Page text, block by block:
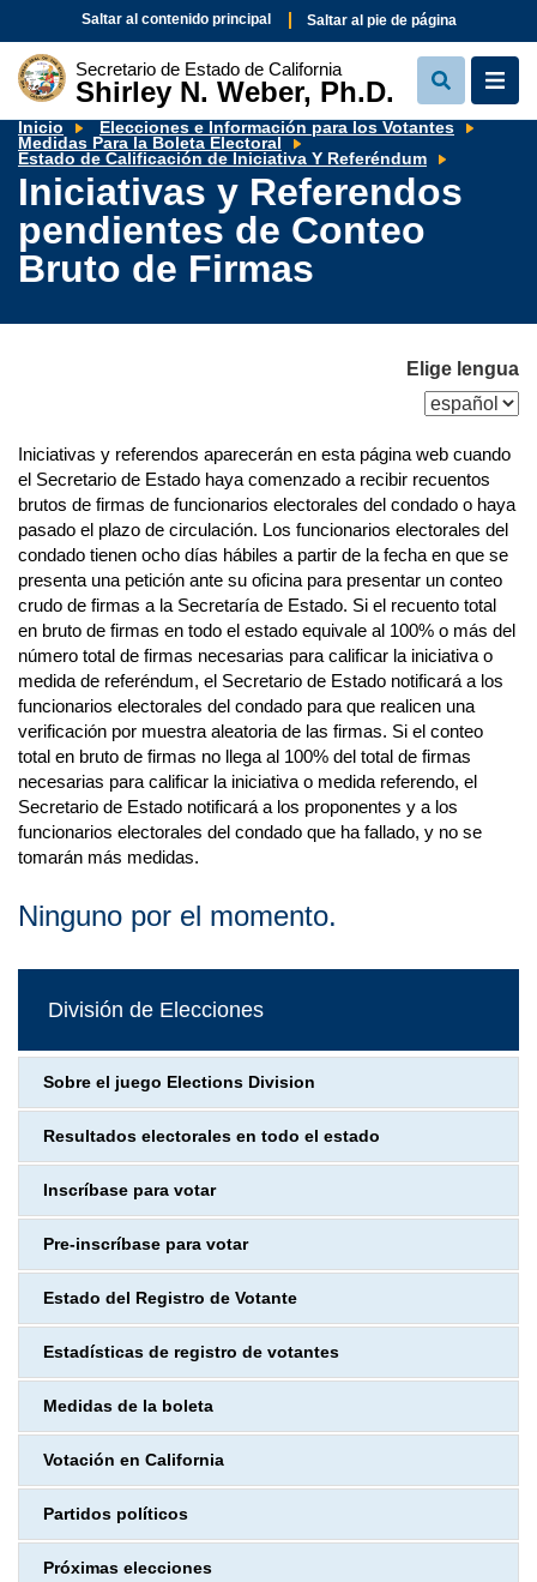
Saltar al contenido principal Saltar al pie de página
Secretario de Estado de California
Shirley N. Weber, Ph.D.
View
Search
View
Inicio
Elecciones e Información para los Votantes
Medidas Para la Boleta Electoral
Estado de Calificación de Iniciativa Y Referéndum
Iniciativas y Referendos
pendientes de Conteo
Bruto de Firmas
Elige lengua
Iniciativas y referendos aparecerán en esta página web cuando
el Secretario de Estado haya comenzado a recibir recuentos
brutos de firmas de funcionarios electorales del condado o haya
pasado el plazo de circulación. Los funcionarios electorales del
condado tienen ocho días hábiles a partir de la fecha en que se
presenta una petición ante su oficina para presentar un conteo
crudo de firmas a la Secretaría de Estado. Si el recuento total
en bruto de firmas en todo el estado equivale al 100% o más del
número total de firmas necesarias para calificar la iniciativa o
medida de referéndum, el Secretario de Estado notificará a los
funcionarios electorales del condado para que realicen una
verificación por muestra aleatoria de las firmas. Si el conteo
total en bruto de firmas no llega al 100% del total de firmas
necesarias para calificar la iniciativa o medida referendo, el
Secretario de Estado notificará a los proponentes y a los
funcionarios electorales del condado que ha fallado, y no se
tomarán más medidas.
Ninguno por el momento.
División de Elecciones
Sobre el juego Elections Division
Resultados electorales en todo el estado
Inscríbase para votar
Pre-inscríbase para votar
Estado del Registro de Votante
Estadísticas de registro de votantes
Medidas de la boleta
Votación en California
Partidos políticos
Próximas elecciones